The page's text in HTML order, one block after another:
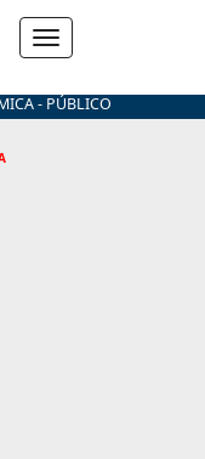
- PÚBLICO